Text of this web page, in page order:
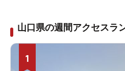
山口県の週間アクセスラ
1